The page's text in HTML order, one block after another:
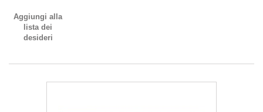
Aggiungi alla
lista dei
desideri